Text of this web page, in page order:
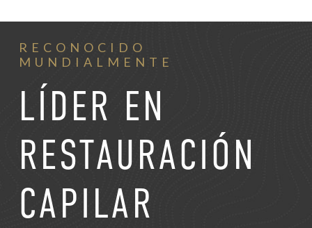
RECONOCIDO
MUNDIALMENTE
LÍDER EN
RESTAURACIÓN
CAPILAR